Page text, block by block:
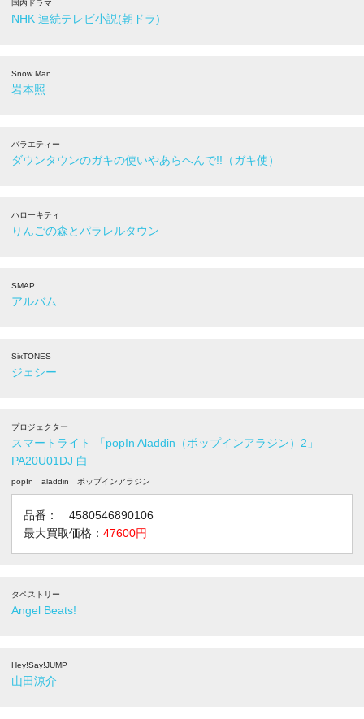
国内ドラマ
NHK 連続テレビ小説(朝ドラ)
Snow Man
岩本照
バラエティー
ダウンタウンのガキの使いやあらへんで!!（ガキ使）
ハローキティ
りんごの森とパラレルタウン
SMAP
アルバム
SixTONES
ジェシー
プロジェクター
スマートライト 「popIn Aladdin（ポップインアラジン）2」
PA20U01DJ 白
popIn aladdin ポップインアラジン
品番： 4580546890106
最大買取価格： 47600円
タペストリー
Angel Beats!
Hey!Say!JUMP
山田涼介